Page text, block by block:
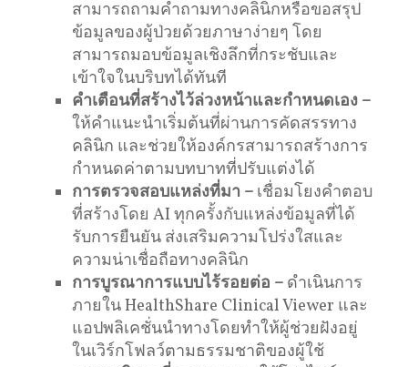
สามารถถามคำถามทางคลินิกหรือขอสรุป
ข้อมูลของผู้ป่วยด้วยภาษาง่ายๆ โดย
สามารถมอบข้อมูลเชิงลึกที่กระชับและ
เข้าใจในบริบทได้ทันที
คำเตือนที่สร้างไว้ล่วงหน้าและกำหนดเอง –
ให้คำแนะนำเริ่มต้นที่ผ่านการคัดสรรทาง
คลินิก และช่วยให้องค์กรสามารถสร้างการ
กำหนดค่าตามบทบาทที่ปรับแต่งได้
การตรวจสอบแหล่งที่มา – เชื่อมโยงคำตอบ
ที่สร้างโดย AI ทุกครั้งกับแหล่งข้อมูลที่ได้
รับการยืนยัน ส่งเสริมความโปร่งใสและ
ความน่าเชื่อถือทางคลินิก
การบูรณาการแบบไร้รอยต่อ – ดำเนินการ
ภายใน HealthShare Clinical Viewer และ
แอปพลิเคชั่นนำทางโดยทำให้ผู้ช่วยฝังอยู่
ในเวิร์กโฟลว์ตามธรรมชาติของผู้ใช้